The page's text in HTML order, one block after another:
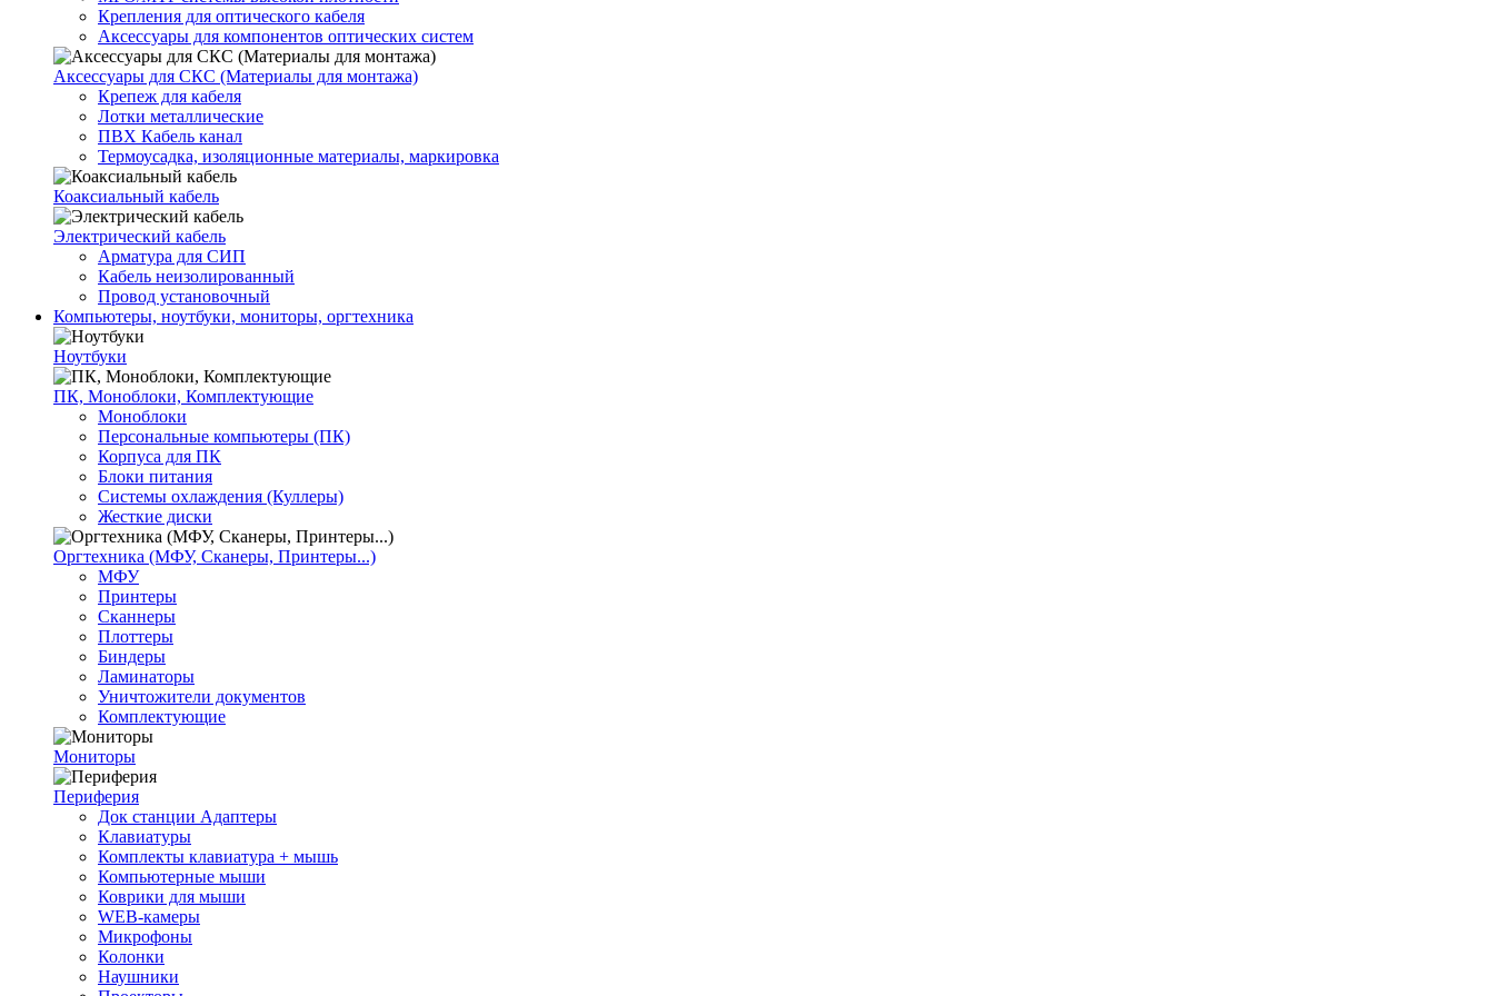
Крепления для оптического кабеля
Аксессуары для компонентов оптических систем
Аксессуары для СКС (Материалы для монтажа)
Крепеж для кабеля
Лотки металлические
ПВХ Кабель канал
Термоусадка, изоляционные материалы, маркировка
Коаксиальный кабель
Электрический кабель
Арматура для СИП
Кабель неизолированный
Провод установочный
Компьютеры, ноутбуки, мониторы, оргтехника
Ноутбуки
ПК, Моноблоки, Комплектующие
Моноблоки
Персональные компьютеры (ПК)
Корпуса для ПК
Блоки питания
Системы охлаждения (Куллеры)
Жесткие диски
Оргтехника (МФУ, Сканеры, Принтеры...)
МФУ
Принтеры
Сканнеры
Плоттеры
Биндеры
Ламинаторы
Уничтожители документов
Комплектующие
Мониторы
Периферия
Док станции Адаптеры
Клавиатуры
Комплекты клавиатура + мышь
Компьютерные мыши
Коврики для мыши
WEB-камеры
Микрофоны
Колонки
Наушники